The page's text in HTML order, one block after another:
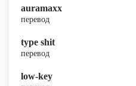
auramaxx
перевод
type shit
перевод
low-key